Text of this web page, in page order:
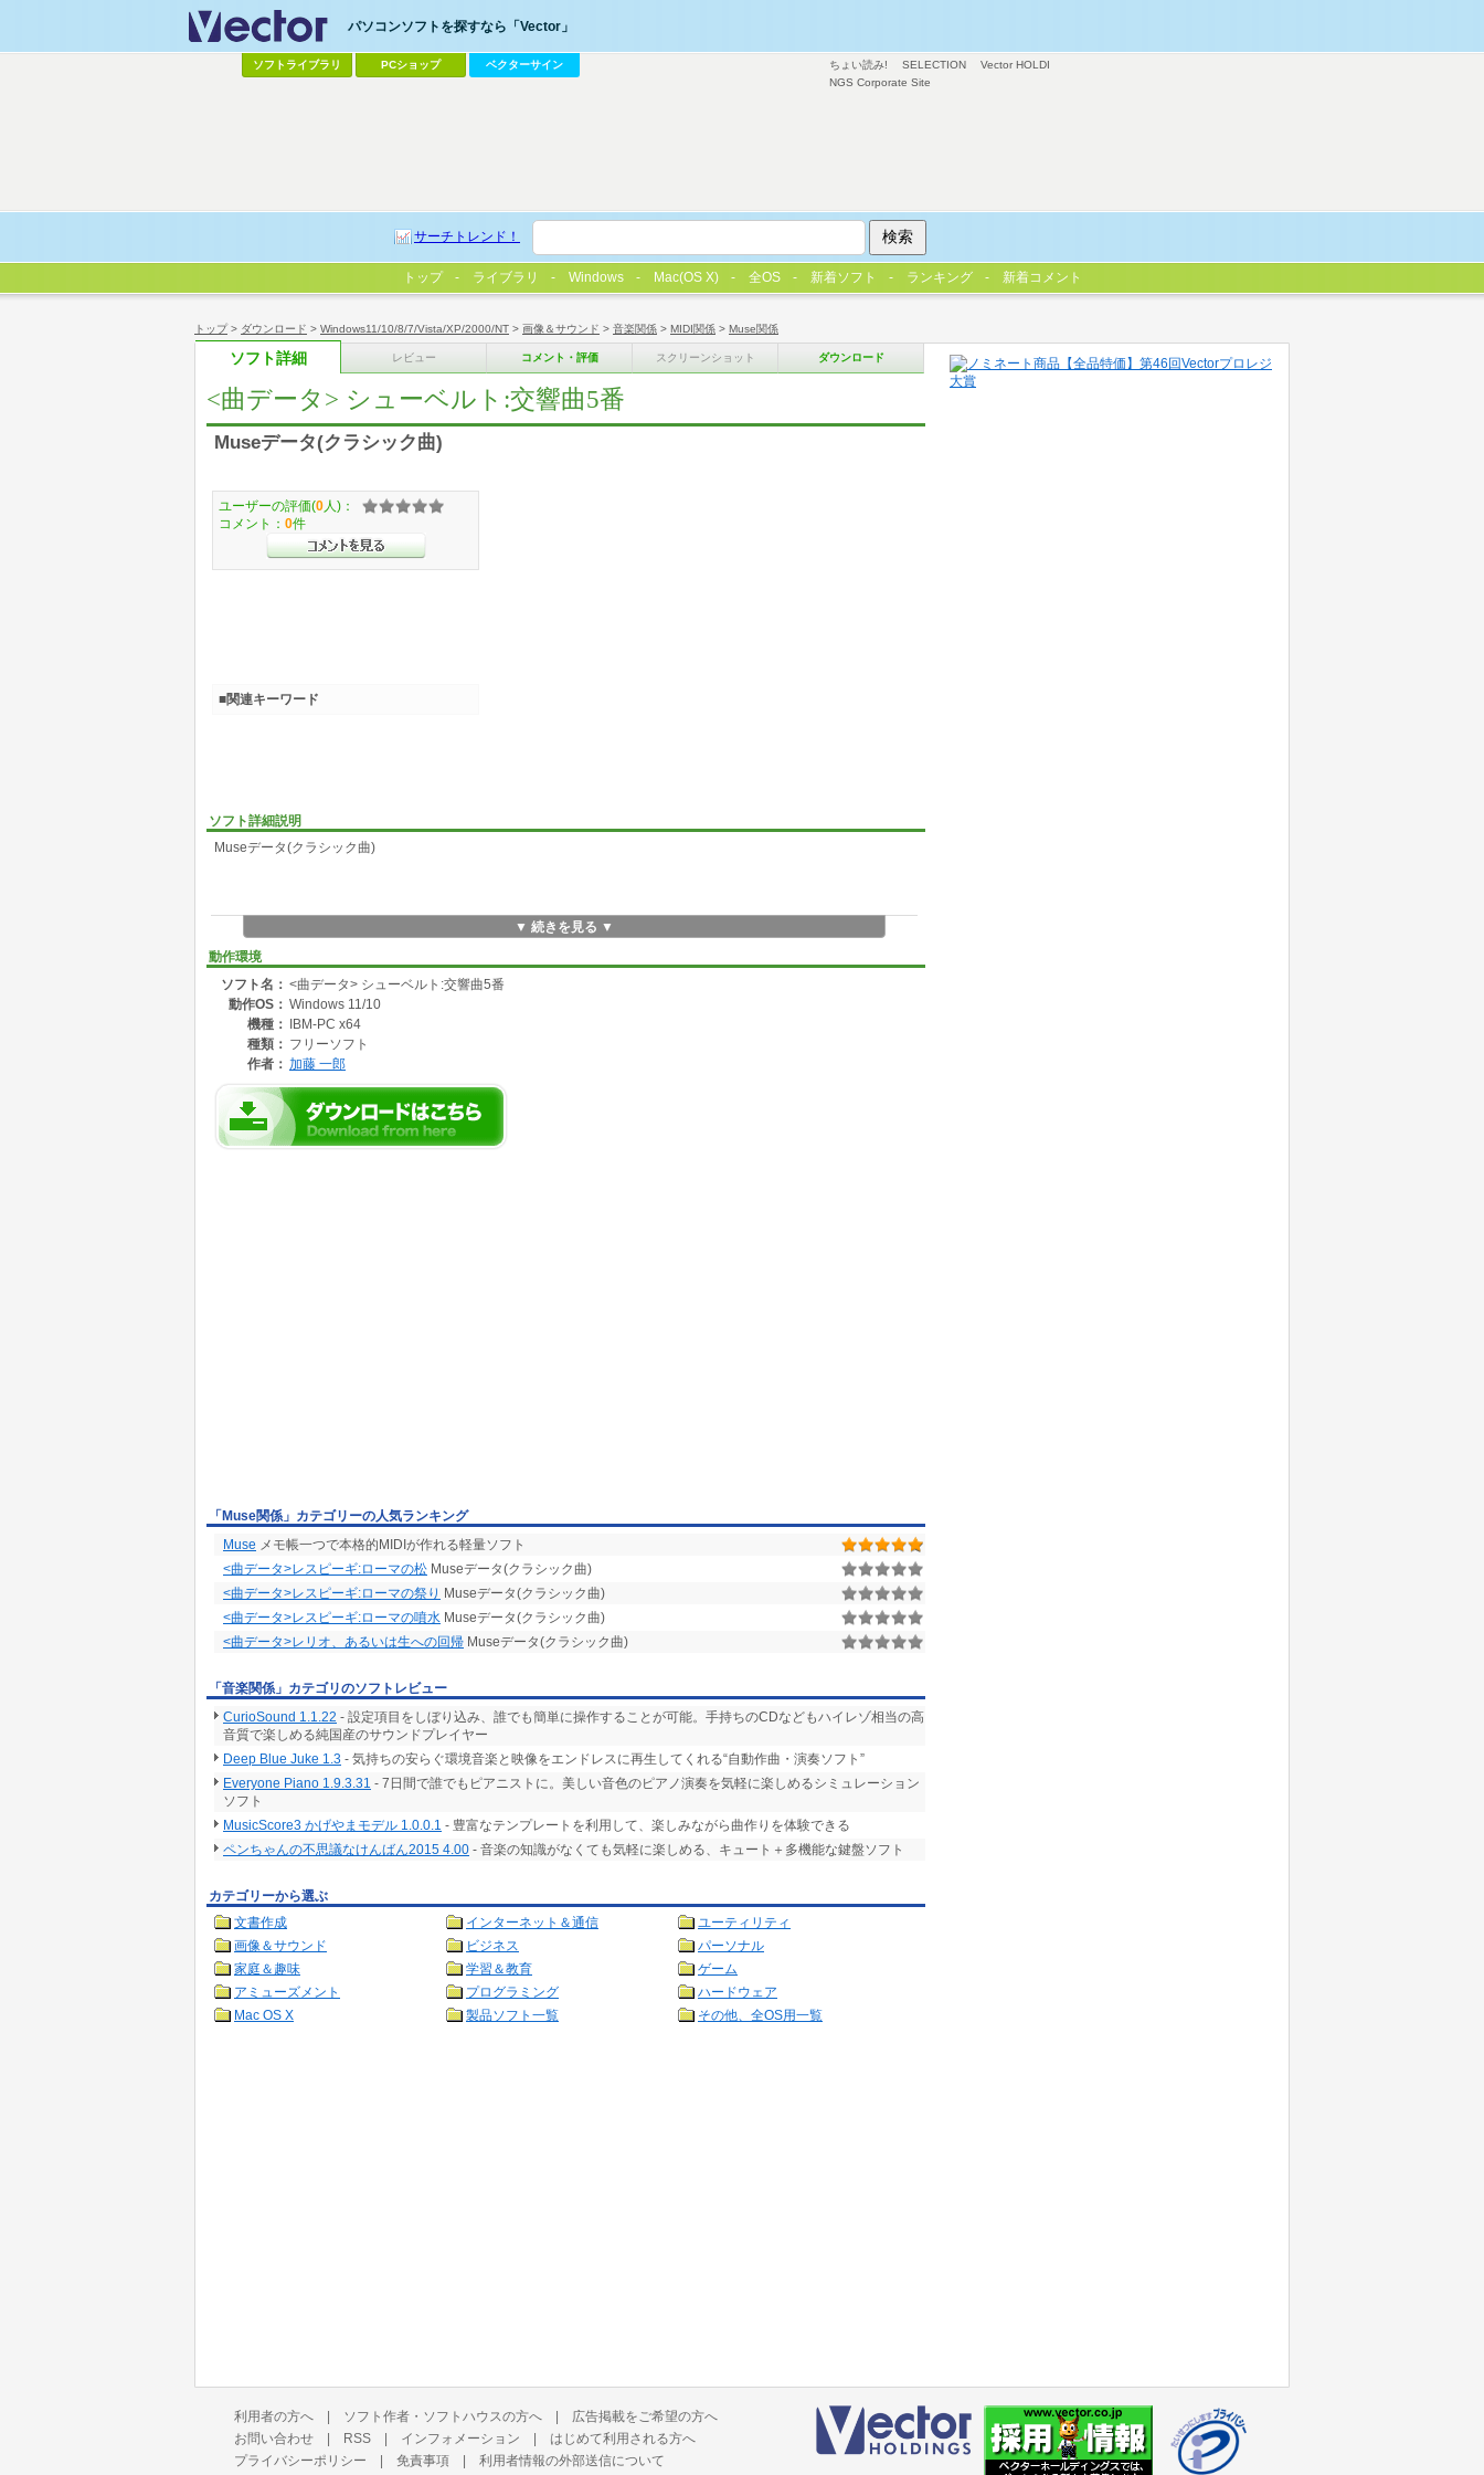
トップ> ダウンロード > Windows11/10/8/7/Vista/XP/2000/NT > 画像＆サウンド > 音楽関係 > MIDI関係 > Muse関係
ソフト詳細 レビュー コメント・評価 スクリーンショット ダウンロード
<曲データ> シューベルト:交響曲5番
Museデータ(クラシック曲)
ソフト詳細説明
Museデータ(クラシック曲)
▼ 続きを見る ▼
動作環境
ソフト名： <曲データ> シューベルト:交響曲5番
動作OS： Windows 11/10
機種：
IBM-PC x64
種類： フリーソフト
作者： 加藤 一郎
ユーザーの評価(0 人)：
コメント： 0件
■関連キーワード
「Muse関係」カテゴリーの人気ランキング
Muse メモ帳一つで本格的MIDIが作れる軽量ソフト
<曲データ>レスピーギ:ローマの松 Museデータ(クラシック曲)
<曲データ>レスピーギ:ローマの祭り Museデータ(クラシック曲)
<曲データ>レスピーギ:ローマの噴水 Museデータ(クラシック曲)
<曲データ>レリオ、あるいは生への回帰 Museデータ(クラシック曲)
「音楽関係」カテゴリのソフトレビュー
CurioSound 1.1.22 - 設定項目をしぼり込み、誰でも簡単に操作することが可能。手持ちのCDなどもハイレゾ相当の高
音質で楽しめる純国産のサウンドプレイヤー
Deep Blue Juke 1.3 - 気持ちの安らぐ環境音楽と映像をエンドレスに再生してくれる“自動作曲・演奏ソフト”
Everyone Piano 1.9.3.31 - 7日間で誰でもピアニストに。美しい音色のピアノ演奏を気軽に楽しめるシミュレーション
ソフト
MusicScore3 かげやまモデル 1.0.0.1 - 豊富なテンプレートを利用して、楽しみながら曲作りを体験できる
ペンちゃんの不思議なけんばん2015 4.00 - 音楽の知識がなくても気軽に楽しめる、キュート＋多機能な鍵盤ソフト
カテゴリーから選ぶ
文書作成
インターネット＆通信
ユーティリティ
画像＆サウンド
ビジネス
パーソナル
家庭＆趣味
学習＆教育
ゲーム
アミューズメント
プログラミング
ハードウェア
Mac OS X
製品ソフト一覧 その他、全OS用一覧
ちょい読み! SELECTION
Vector HOLDI
NGS Corporate Site
パソコンソフトを探すなら「Vector」
ソフトライブラリ PCショップ ベクターサイン
サーチトレンド！
トップ ライブラリ Windows Mac(OS X) 全OS 新着ソフト ランキング 新着コメント
利用者の方へ | ソフト作者・ソフトハウスの方へ | 広告掲載をご希望の方へ
お問い合わせ | RSS | インフォメーション | はじめて利用される方へ
プライバシーポリシー | 免責事項 | 利用者情報の外部送信について